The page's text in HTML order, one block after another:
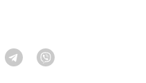
TelegramViber